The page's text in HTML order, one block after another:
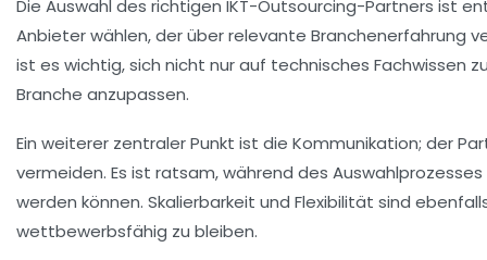
Die Auswahl des richtigen IKT-Outsourcing-Partners ist
Anbieter wählen, der überrelevante Branchenerfahrung
ist es wichtig, sich nicht nur auf technisches Fachwissen
Branche anzupassen.
Ein weiterer zentraler Punkt ist die Kommunikation; der
vermeiden. Es ist ratsam, während des
werden können. Skalierbarkeit und Flexibilität sind
wettbewerbsfähig zu bleiben.